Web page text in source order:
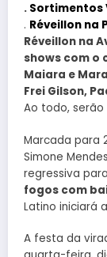
. Sortimentos
. Réveillon na
Réveillon na
shows com o
Maiara e
Frei Gilson,
Ao todo, serão
Marcada para
Simone
regressiva
fogos com
Latino iniciará
A festa da